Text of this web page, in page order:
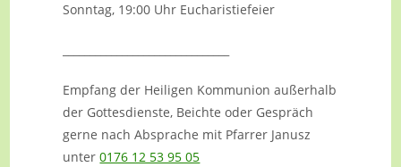
Sonntag, 19:00 Uhr Eucharistiefeier
Empfang der Heiligen Kommunion außerhalb
der Gottesdienste, Beichte oder Gespräch
gerne nach Absprache mit Pfarrer Janusz
unter0176 12 53 95 05